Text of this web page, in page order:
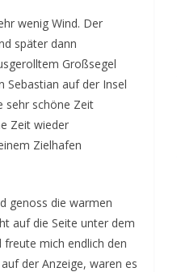
wenig Wind. Der
später dann
Großsegel
Sebastian auf der Insel
sehr schöne Zeit
Zeit wieder
Zielhafen
genoss die warmen
auf die Seite unter dem
freute mich endlich den
der Anzeige, waren es